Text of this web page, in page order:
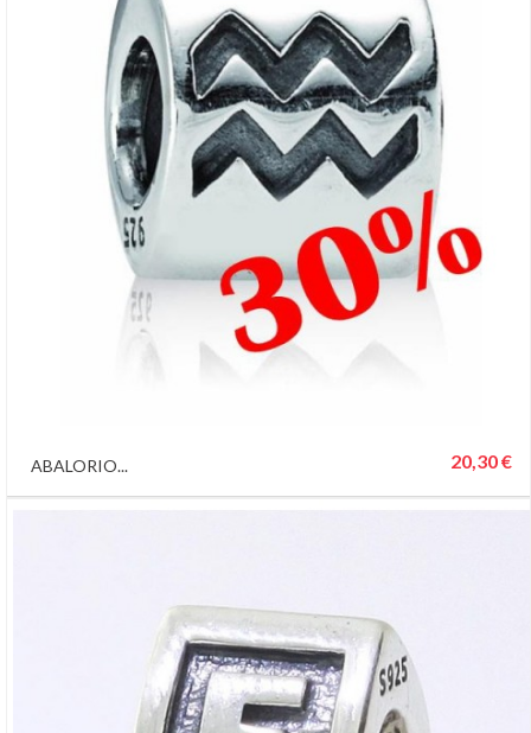
ABALORIO... 20,30 €